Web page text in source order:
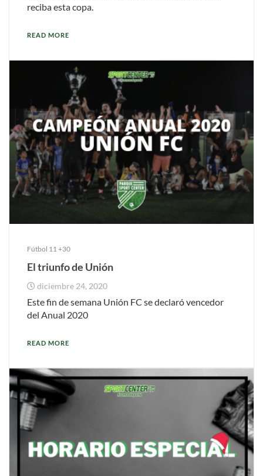
reciba esta copa.
READ MORE
Fútbol 11 +30
El triunfo de Unión
diciembre 24, 2020
Este fin de semana Unión FC se declaró vencedor
del Anual 2020
READ MORE